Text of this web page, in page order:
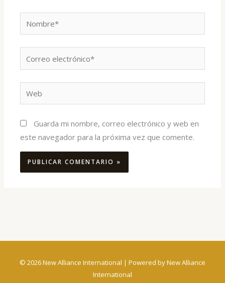
electrónico*
Guarda mi nombre, correo electrónico y web en
este navegador para la próxima vez que comente.
© 2026 New Alliance International | Powered by New Alliance
International